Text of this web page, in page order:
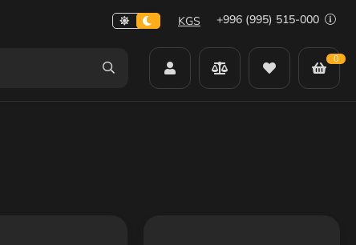
KGS +996 (995) 515-000
0